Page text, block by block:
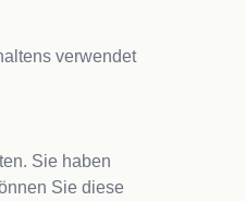
verwendet
Sie haben
Sie diese